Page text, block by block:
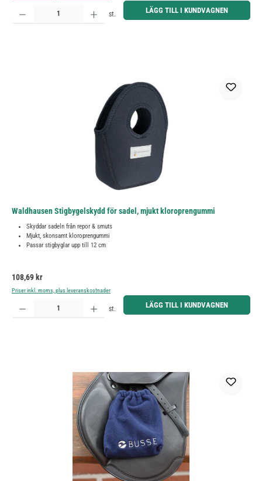
Produktkvantitet: Ange önskat belopp eller använd knapparna för att öka eller minska kvantiteten.
st. LÄGG TILL I KUNDVAGNEN
Waldhausen Stigbygelskydd för sadel, mjukt kloroprengummi
Skyddar sadeln från repor & smuts
Mjukt, skonsamt kloroprengummi
Passar stigbyglar upp till 12 cm
Ordinarie pris:
108,69 kr
Priser inkl. moms, plus leveranskostnader
Produktkvantitet: Ange önskat belopp eller använd knapparna för att öka eller minska kvantiteten.
st. LÄGG TILL I KUNDVAGNEN